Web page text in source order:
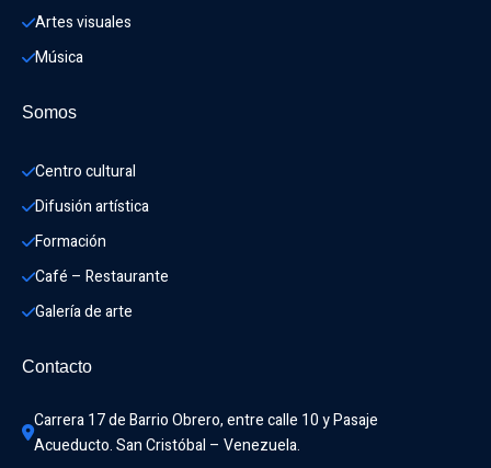
Artes visuales
Música
Somos
Centro cultural
Difusión artística
Formación
Café – Restaurante
Galería de arte
Contacto
Carrera 17 de Barrio Obrero, entre calle 10 y Pasaje
Acueducto. San Cristóbal – Venezuela.